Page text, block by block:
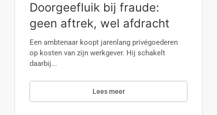
Doorgeefluik bij fraude:
geen aftrek, wel afdracht
Een ambtenaar koopt jarenlang privégoederen
op kosten van zijn werkgever. Hij schakelt
daarbij...
Lees meer